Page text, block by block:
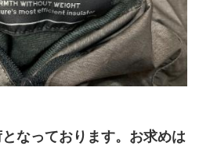
なっております。お求めは